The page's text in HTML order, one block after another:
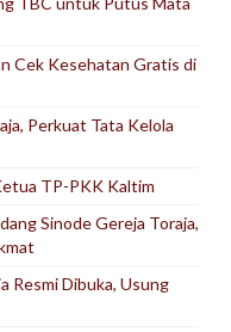
Cek Kesehatan Gratis di
Perkuat Tata Kelola
TP-PKK Kaltim
Sinode Gereja Toraja,
Resmi Dibuka, Usung